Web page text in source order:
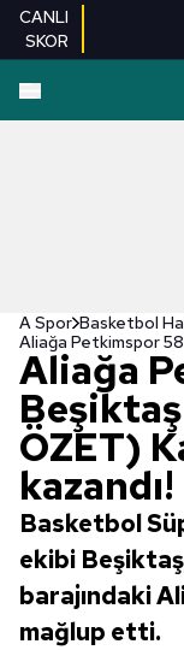
CANLI
SKOR
A Spor Basketbol
Aliağa
ÖZET)
kazandı!
Basketbol
ekibi
barajındaki
mağlup etti.